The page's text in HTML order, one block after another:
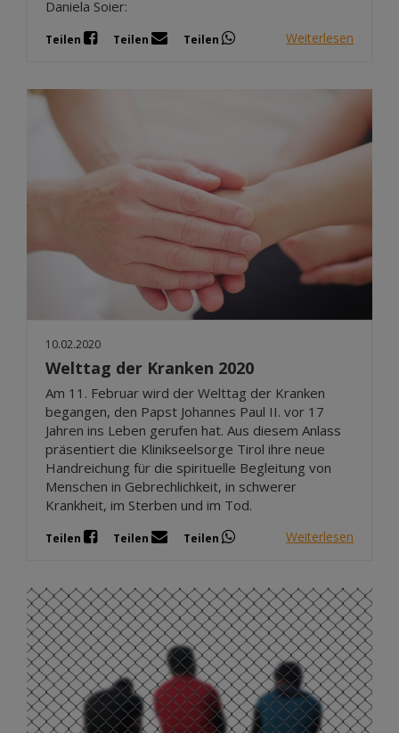
Daniela Soier:
Teilen Teilen Teilen Weiterlesen
10.02.2020
Welttag der Kranken 2020
Am 11. Februar wird der Welttag der Kranken
begangen, den Papst Johannes Paul II. vor 17
Jahren ins Leben gerufen hat. Aus diesem Anlass
präsentiert die Klinikseelsorge Tirol ihre neue
Handreichung für die spirituelle Begleitung von
Menschen in Gebrechlichkeit, in schwerer
Krankheit, im Sterben und im Tod.
Teilen Teilen Teilen Weiterlesen